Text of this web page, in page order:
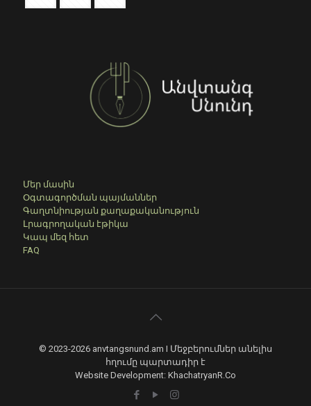
Մեր մասին
Օգտագործման պայմաններ
Գաղտնիության քաղաքականություն
Լրագրողական էթիկա
Կապ մեզ հետ
FAQ
© 2023-2026 anvtangsnund.am I Մեջբերումներ անելիս
հղումը պարտադիր է
Website Development: KhachatryanR.Co